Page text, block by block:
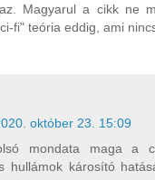
Magyarul a cikk ne
fi" teória eddig, ami
október 23. 15:09
mondata maga a
hullámok károsító